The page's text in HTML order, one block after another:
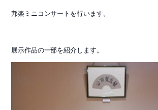
邦楽ミニコンサートを行います。
展示作品の一部を紹介します。